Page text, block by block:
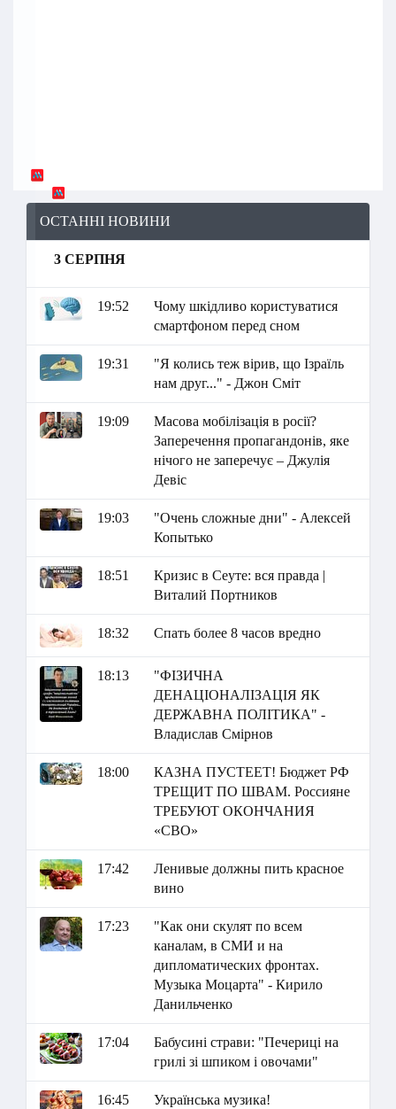
ОСТАННІ НОВИНИ
3 СЕРПНЯ
19:52
Чому шкідливо користуватися
смартфоном перед сном
19:31
"Я колись теж вірив, що Ізраїль
нам друг..." - Джон Сміт
19:09
Масова мобілізація в росії?
Заперечення пропагандонів, яке
нічого не заперечує – Джулія
Девіс
19:03
"Очень сложные дни" - Алексей
Копытько
18:51
Кризис в Сеуте: вся правда |
Виталий Портников
18:32 Спать более 8 часов вредно
18:13
"ФІЗИЧНА
ДЕНАЦІОНАЛІЗАЦІЯ ЯК
ДЕРЖАВНА ПОЛІТИКА" -
Владислав Смірнов
18:00
КАЗНА ПУСТЕЕТ! Бюджет РФ
ТРЕЩИТ ПО ШВАМ. Россияне
ТРЕБУЮТ ОКОНЧАНИЯ
«СВО»
17:42
Ленивые должны пить красное
вино
17:23
"Как они скулят по всем
каналам, в СМИ и на
дипломатических фронтах.
Музыка Моцарта" - Кирило
Данильченко
17:04
Бабусині страви: "Печериці на
грилі зі шпиком і овочами"
16:45 Українська музика!